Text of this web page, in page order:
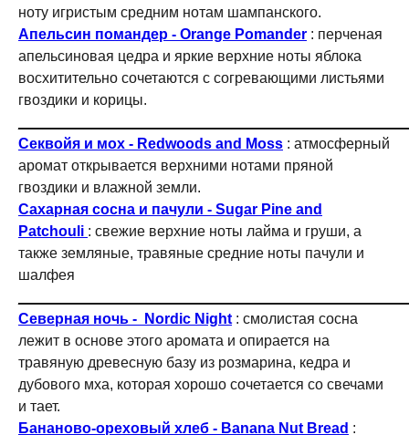
ноту игристым средним нотам шампанского.
Апельсин помандер - Orange Pomander : перченая
апельсиновая цедра и яркие верхние ноты яблока
восхитительно сочетаются с согревающими листьями
гвоздики и корицы.
Секвойя и мох - Redwoods and Moss : атмосферный
аромат открывается верхними нотами пряной
гвоздики и влажной земли.
Сахарная сосна и пачули - Sugar Pine and
Patchouli : свежие верхние ноты лайма и груши, а
также земляные, травяные средние ноты пачули и
шалфея
Северная ночь - Nordic Night : смолистая сосна
лежит в основе этого аромата и опирается на
травяную древесную базу из розмарина, кедра и
дубового мха, которая хорошо сочетается со свечами
и тает.
Бананово-ореховый хлеб - Banana Nut Bread :